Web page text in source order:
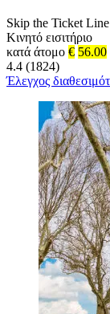
Skip the Ticket Line
Κινητό εισιτήριο
κατά άτομο € 56.00
4.4 (1824)
Έλεγχος